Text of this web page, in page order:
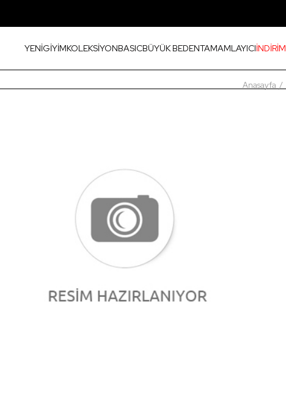
YENİGİYİMKOLEKSİYONBASICBÜYÜK BEDENTAMAMLAYICIİNDİRİM
Anasayfa